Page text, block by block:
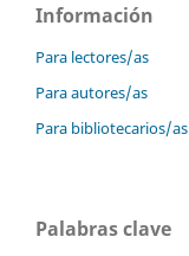
Información
Para lectores/as
Para autores/as
Para bibliotecarios/as
Palabras clave